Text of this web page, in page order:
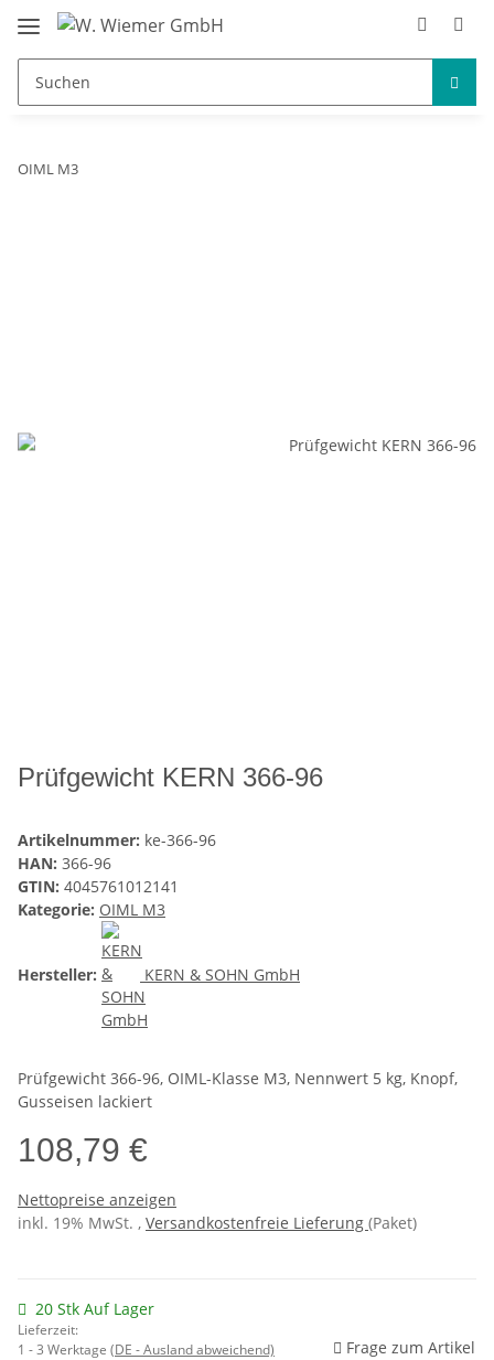
OIML M3
Prüfgewicht KERN 366-96
Artikelnummer: ke-366-96
HAN: 366-96
GTIN: 4045761012141
Kategorie: OIML M3
Hersteller: KERN & SOHN GmbH
Prüfgewicht 366-96, OIML-Klasse M3, Nennwert 5 kg, Knopf,
Gusseisen lackiert
108,79 €
Nettopreise anzeigen
inkl. 19% MwSt. , Versandkostenfreie Lieferung (Paket)
20 Stk Auf Lager
Lieferzeit:
1 - 3 Werktage (DE - Ausland abweichend) Frage zum Artikel